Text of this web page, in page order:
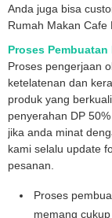
Anda juga bisa
Rumah Makan Cafe
Proses
Proses pengerjaan
ketelatenan dan
produk yang
penyerahan DP
jika anda minat
kami selalu update
pesanan.
Proses
memang